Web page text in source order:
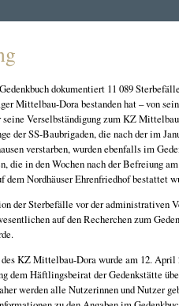
dokumentiert 11 089
Mittelbau-Dora bestanden hat – von
seine Verselbständigung zum KZ
der SS-Baubrigaden, die nach der im
verstarben, wurden ebenfalls im
die in den Wochen nach der Befreiung
dem Nordhäuser Ehrenfriedhof bestattet
der Sterbefälle vor der administrativen
auf den Recherchen zum
des KZ Mittelbau-Dora wurde am 12.
dem Häftlingsbeirat der Gedenkstätte
werden alle Nutzerinnen und Nutzer